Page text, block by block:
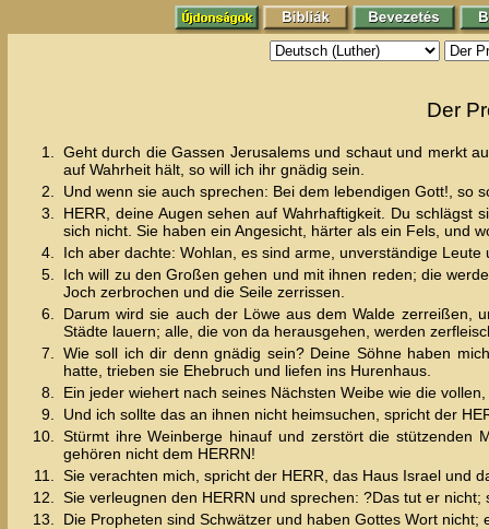
Der
1.
Geht durch die Gassen Jerusalems und schaut und merkt
auf Wahrheit hält, so will ich ihr gnädig sein.
2.
Und wenn sie auch sprechen: Bei dem lebendigen Gott!, so
3.
HERR, deine Augen sehen auf Wahrhaftigkeit. Du
sich nicht. Sie haben ein Angesicht, härter als ein Fels, und
4.
Ich aber dachte: Wohlan, es sind arme, unverständige
5.
Ich will zu den Großen gehen und mit ihnen reden; die
Joch zerbrochen und die Seile zerrissen.
6.
Darum wird sie auch der Löwe aus dem Walde zerreißen,
Städte lauern; alle, die von da herausgehen, werden
7.
Wie soll ich dir denn gnädig sein? Deine Söhne haben
hatte, trieben sie Ehebruch und liefen ins Hurenhaus.
8.
Ein jeder wiehert nach seines Nächsten Weibe wie die
9.
Und ich sollte das an ihnen nicht heimsuchen, spricht der
10.
Stürmt ihre Weinberge hinauf und zerstört die stützenden
gehören nicht dem HERRN!
11.
Sie verachten mich, spricht der HERR, das Haus Israel und
12.
Sie verleugnen den HERRN und sprechen: ?Das tut er
13.
Die Propheten sind Schwätzer und haben Gottes Wort nicht;